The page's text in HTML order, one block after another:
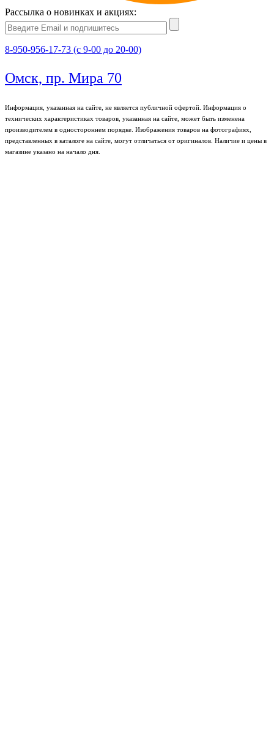
Рассылка о новинках и акциях:
8-950-956-17-73 (с 9-00 до 20-00)
Омск, пр. Мира 70
Информация, указанная на сайте, не является публичной офертой. Информация о
технических характеристиках товаров, указанная на сайте, может быть изменена
производителем в одностороннем порядке. Изображения товаров на фотографиях,
представленных в каталоге на сайте, могут отличаться от оригиналов. Наличие и цены в
магазине указано на начало дня.